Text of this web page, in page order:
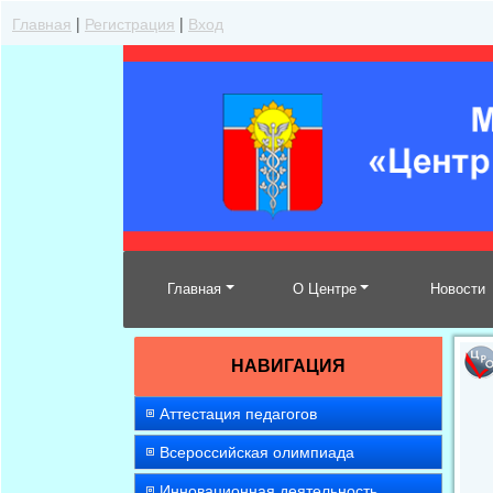
Главная | Регистрация | Вход
Главная О Центре Новости
НАВИГАЦИЯ
Аттестация педагогов
Всероссийская олимпиада